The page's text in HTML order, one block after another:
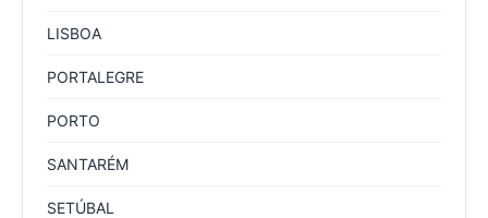
LISBOA
PORTALEGRE
PORTO
SANTARÉM
SETÚBAL